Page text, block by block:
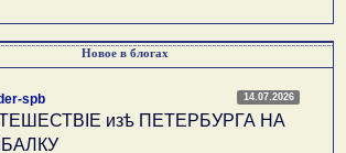
Новое в блогах
14.07.2026
spb
изѣ ПЕТЕРБУРГА НА